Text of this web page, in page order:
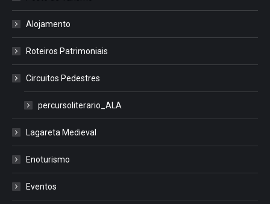
Alojamento
Roteiros Patrimoniais
Circuitos Pedestres
percursoliterario_ALA
Lagareta Medieval
Enoturismo
Eventos